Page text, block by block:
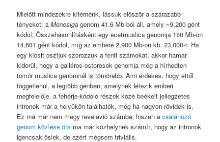
Mielőtt mindezekre kitérnénk, lássuk először a szárazabb
tényeket: aMonosiga genom 41.6 Mb-ból áll, amely ~9,200 gént
kódol. Összehasonlításként egy ecetmuslica genomja 180 Mb-on
14,601 gént kódol, míg az emberé 2,900 Mb-on kb. 23,000-t. Ha
egy kicsit osztjuk-szorozzuk a fenti számokat, akkor hamar
kiderül, hogy a galléros-ostorosok genomja még a hírhedten
tömör muslica genomnál is tömörebb. Ami érdekes, hogy ettől
föggetlenül, a legtöbb génben, amelynek létezik emberi
megfelelője, a fehérje-kódoló részek közé beékelt jellegzetes
intronok már a helyükön találhatók, még ha nagyon rövidek is.
Ez ma már nem megy revelávió számba, hiszen acsalánozó
genom közlése óta ma már közhelynek számít, hogy az intronok
igencsak ősiek, de azért mégsem triviális.